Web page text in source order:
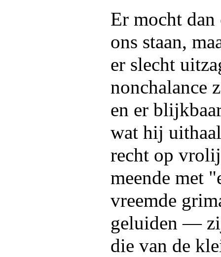
Er mocht
ons staan,
er slecht
nonchalance
en er
wat hij
recht op
meende met
vreemde
geluiden —
die van de